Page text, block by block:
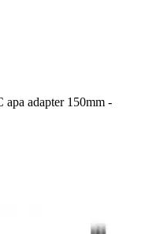
adapter 150mm -